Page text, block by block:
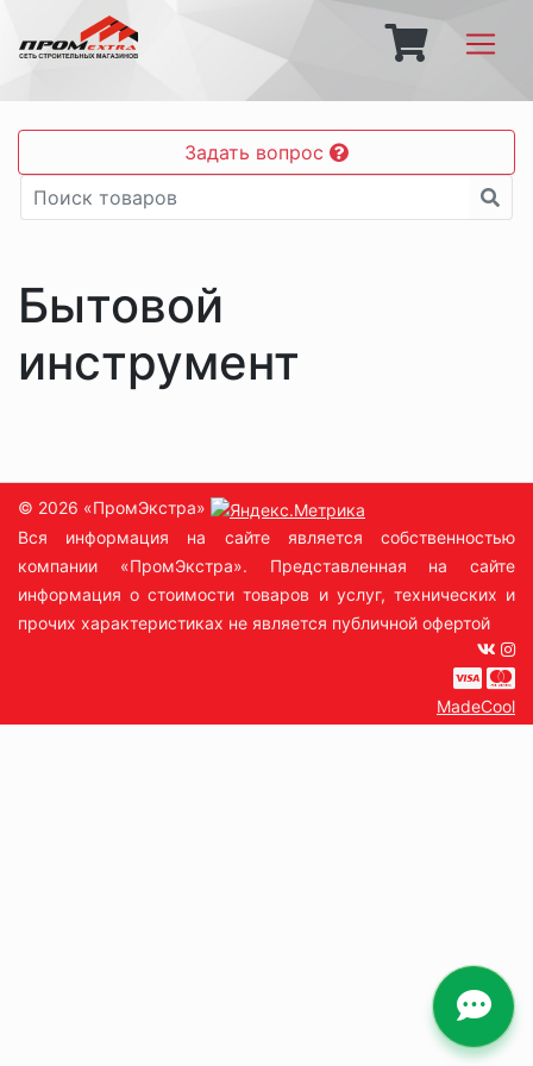
Задать вопрос
Бытовой
инструмент
© 2026 «ПромЭкстра»
Вся информация на сайте является собственностью
компании «ПромЭкстра». Представленная на сайте
информация о стоимости товаров и услуг, технических и
прочих характеристиках не является публичной офертой
MadeCool